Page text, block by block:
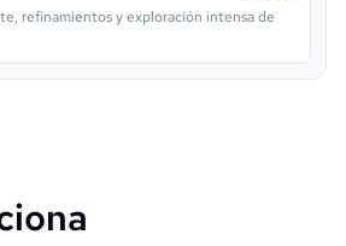
refinamientos y exploración intensa de